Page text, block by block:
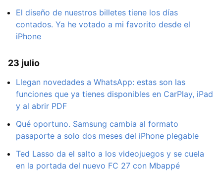
El diseño de nuestros billetes tiene los días
contados. Ya he votado a mi favorito desde el
iPhone
23 julio
Llegan novedades a WhatsApp: estas son las
funciones que ya tienes disponibles en CarPlay, iPad
y al abrir PDF
Qué oportuno. Samsung cambia al formato
pasaporte a solo dos meses del iPhone plegable
Ted Lasso da el salto a los videojuegos y se cuela
en la portada del nuevo FC 27 con Mbappé